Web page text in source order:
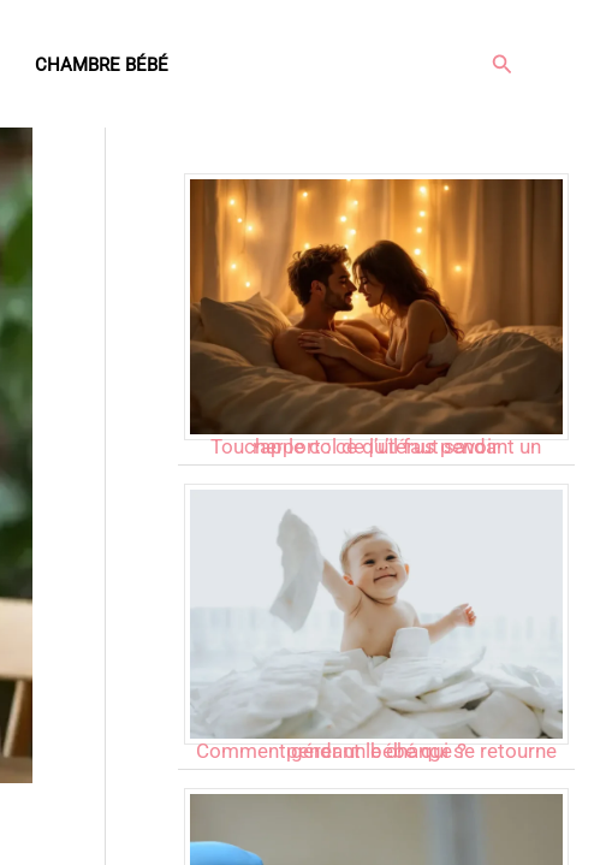
CHAMBRE BÉBÉ Rechercher
Toucher le col de l’utérus pendant un rapport : ce qu’il faut savoir
Comment gérer un bébé qui se retourne pendant le change ?